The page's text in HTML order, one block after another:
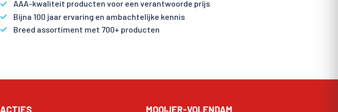
AAA-kwaliteit producten voor een verantwoorde prijs
Bijna 100 jaar ervaring en ambachtelijke kennis
Breed assortiment met 700+ producten
ACTIES MOOIJER-VOLENDAM